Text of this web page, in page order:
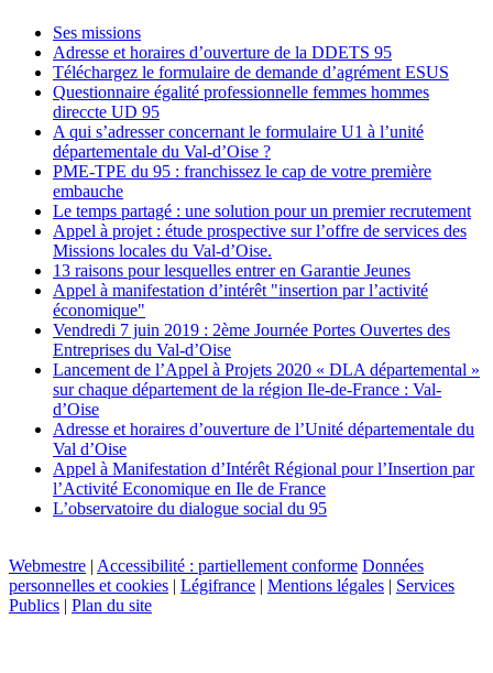
Ses missions
Adresse et horaires d’ouverture de la DDETS 95
Téléchargez le formulaire de demande d’agrément ESUS
Questionnaire égalité professionnelle femmes hommes
direccte UD 95
A qui s’adresser concernant le formulaire U1 à l’unité
départementale du Val-d’Oise ?
PME-TPE du 95 : franchissez le cap de votre première
embauche
Le temps partagé : une solution pour un premier recrutement
Appel à projet : étude prospective sur l’offre de services des
Missions locales du Val-d’Oise.
13 raisons pour lesquelles entrer en Garantie Jeunes
Appel à manifestation d’intérêt "insertion par l’activité
économique"
Vendredi 7 juin 2019 : 2ème Journée Portes Ouvertes des
Entreprises du Val-d’Oise
Lancement de l’Appel à Projets 2020 « DLA départemental »
sur chaque département de la région Ile-de-France : Val-
d’Oise
Adresse et horaires d’ouverture de l’Unité départementale du
Val d’Oise
Appel à Manifestation d’Intérêt Régional pour l’Insertion par
l’Activité Economique en Ile de France
L’observatoire du dialogue social du 95
Webmestre | Accessibilité : partiellement conforme Données
personnelles et cookies | Légifrance | Mentions légales | Services
Publics | Plan du site